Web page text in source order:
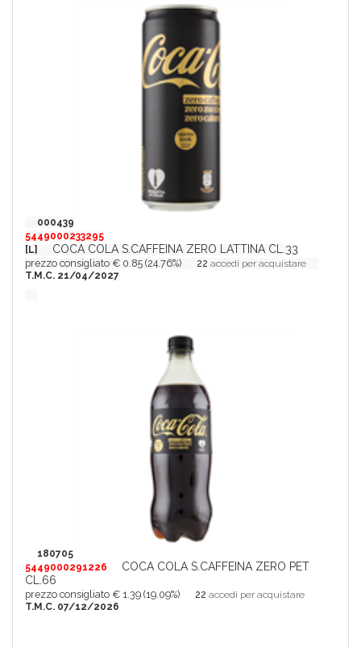
000439
5449000233295
[L]
COCA COLA S.CAFFEINA ZERO LATTINA CL.33
prezzo consigliato € 0.85 (24.76%) 22 accedi per acquistare
T.M.C. 21/04/2027
180705
5449000291226
COCA COLA S.CAFFEINA ZERO PET
CL.66
prezzo consigliato € 1.39 (19.09%) 22 accedi per acquistare
T.M.C. 07/12/2026